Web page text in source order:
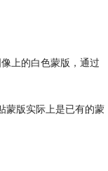
上的白色蒙版，通过
蒙版实际上是已有的蒙